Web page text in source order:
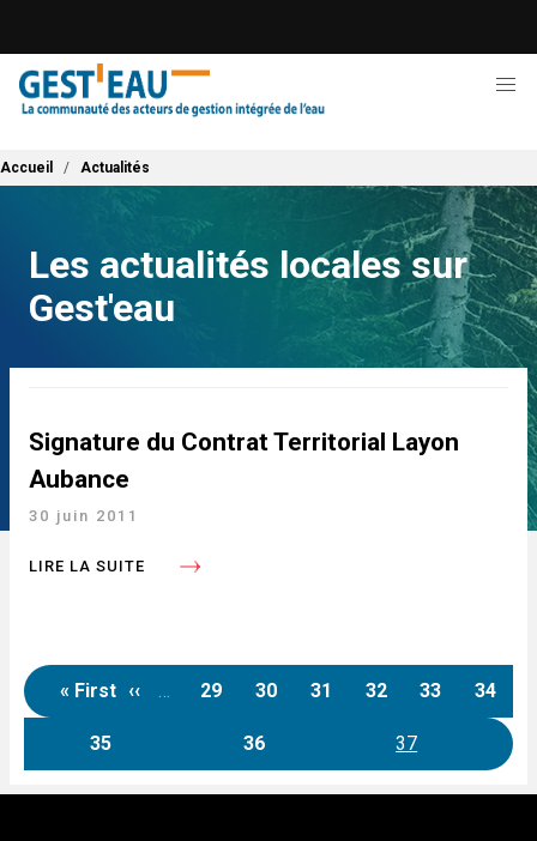
contenu
principal
Fil d'Ariane
Accueil Actualités
Les actualités locales sur
Gest'eau
Signature du Contrat Territorial Layon
Aubance
30 juin 2011
LIRE LA SUITE
Première page
« First
Page précédente
‹‹ …
Page
29
Page
30
Page
31
Page
32
Page
33
Page
34
Page
35
Page
36
Page
37